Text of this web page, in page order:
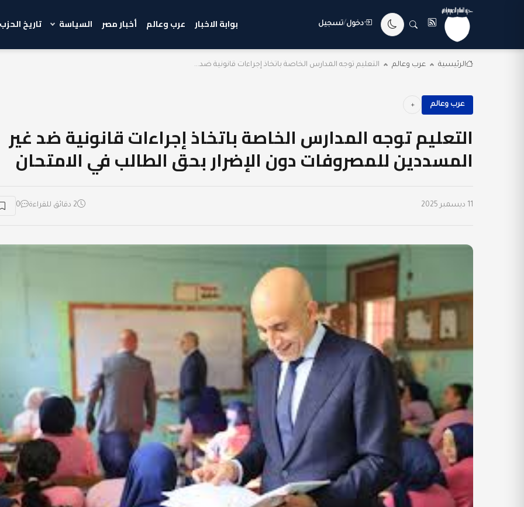
دخول/تسجيل بوابة الاخبار عرب وعالم أخبار مصر السياسة تاريخ الحزب
الرئيسية عرب وعالم التعليم توجه المدارس الخاصة باتخاذ إجراءات قانونية ضد...
عرب وعالم
التعليم توجه المدارس الخاصة باتخاذ إجراءات قانونية ضد غير
المسددين للمصروفات دون الإضرار بحق الطالب في الامتحان
11 ديسمبر 2025 2 دقائق للقراءة 0